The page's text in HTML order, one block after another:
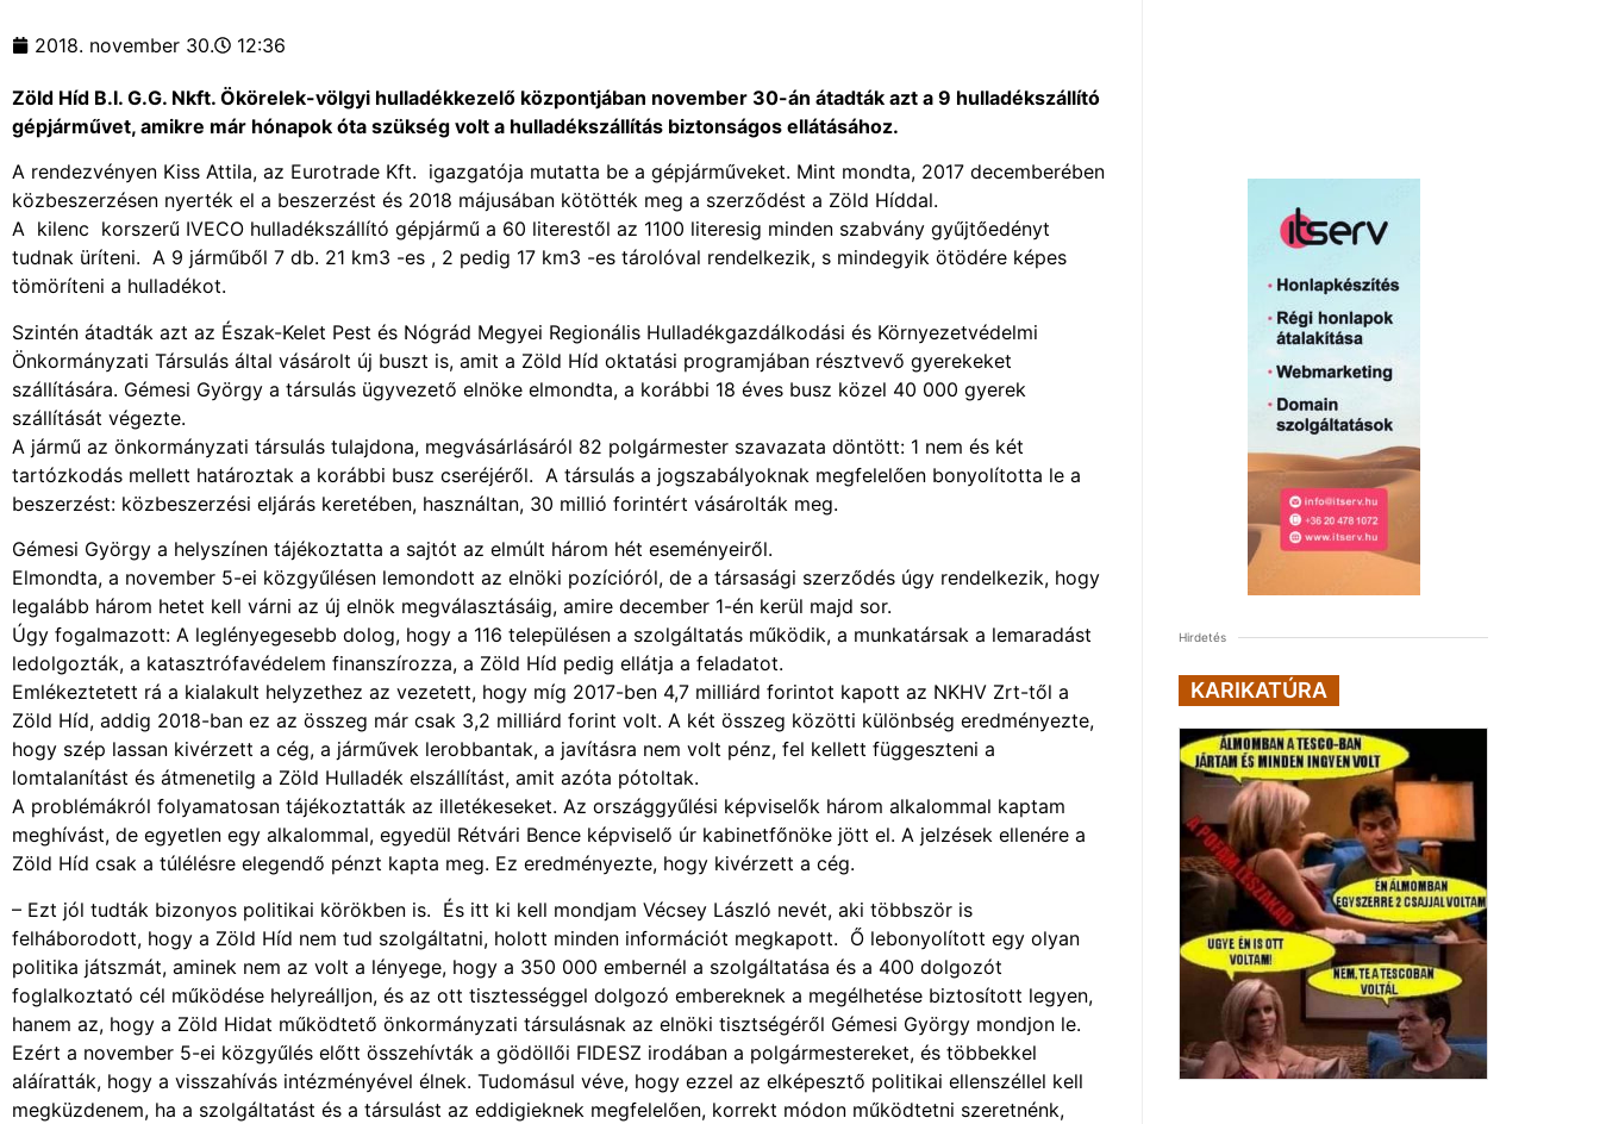
2018. november 30. 12:36
Zöld Híd B.I. G.G. Nkft. Ökörelek-völgyi hulladékkezelő központjában november 30-án átadták azt a 9 hulladékszállító
gépjárművet, amikre már hónapok óta szükség volt a hulladékszállítás biztonságos ellátásához.
A rendezvényen Kiss Attila, az Eurotrade Kft. igazgatója mutatta be a gépjárműveket. Mint mondta, 2017 decemberében
közbeszerzésen nyerték el a beszerzést és 2018 májusában kötötték meg a szerződést a Zöld Híddal.
A kilenc korszerű IVECO hulladékszállító gépjármű a 60 literestől az 1100 literesig minden szabvány gyűjtőedényt
tudnak üríteni. A 9 járműből 7 db. 21 km3 -es , 2 pedig 17 km3 -es tárolóval rendelkezik, s mindegyik ötödére képes
tömöríteni a hulladékot.
Szintén átadták azt az Észak-Kelet Pest és Nógrád Megyei Regionális Hulladékgazdálkodási és Környezetvédelmi
Önkormányzati Társulás által vásárolt új buszt is, amit a Zöld Híd oktatási programjában résztvevő gyerekeket
szállítására. Gémesi György a társulás ügyvezető elnöke elmondta, a korábbi 18 éves busz közel 40 000 gyerek
szállítását végezte.
A jármű az önkormányzati társulás tulajdona, megvásárlásáról 82 polgármester szavazata döntött: 1 nem és két
tartózkodás mellett határoztak a korábbi busz cseréjéről. A társulás a jogszabályoknak megfelelően bonyolította le a
beszerzést: közbeszerzési eljárás keretében, használtan, 30 millió forintért vásárolták meg.
Gémesi György a helyszínen tájékoztatta a sajtót az elmúlt három hét eseményeiről.
Elmondta, a november 5-ei közgyűlésen lemondott az elnöki pozícióról, de a társasági szerződés úgy rendelkezik, hogy
legalább három hetet kell várni az új elnök megválasztásáig, amire december 1-én kerül majd sor.
Úgy fogalmazott: A leglényegesebb dolog, hogy a 116 településen a szolgáltatás működik, a munkatársak a lemaradást
ledolgozták, a katasztrófavédelem finanszírozza, a Zöld Híd pedig ellátja a feladatot.
Emlékeztetett rá a kialakult helyzethez az vezetett, hogy míg 2017-ben 4,7 milliárd forintot kapott az NKHV Zrt-től a
Zöld Híd, addig 2018-ban ez az összeg már csak 3,2 milliárd forint volt. A két összeg közötti különbség eredményezte,
hogy szép lassan kivérzett a cég, a járművek lerobbantak, a javításra nem volt pénz, fel kellett függeszteni a
lomtalanítást és átmenetilg a Zöld Hulladék elszállítást, amit azóta pótoltak.
A problémákról folyamatosan tájékoztatták az illetékeseket. Az országgyűlési képviselők három alkalommal kaptam
meghívást, de egyetlen egy alkalommal, egyedül Rétvári Bence képviselő úr kabinetfőnöke jött el. A jelzések ellenére a
Zöld Híd csak a túlélésre elegendő pénzt kapta meg. Ez eredményezte, hogy kivérzett a cég.
– Ezt jól tudták bizonyos politikai körökben is. És itt ki kell mondjam Vécsey László nevét, aki többször is
felháborodott, hogy a Zöld Híd nem tud szolgáltatni, holott minden információt megkapott. Ő lebonyolított egy olyan
politika játszmát, aminek nem az volt a lényege, hogy a 350 000 embernél a szolgáltatása és a 400 dolgozót
foglalkoztató cél működése helyreálljon, és az ott tisztességgel dolgozó embereknek a megélhetése biztosított legyen,
hanem az, hogy a Zöld Hidat működtető önkormányzati társulásnak az elnöki tisztségéről Gémesi György mondjon le.
Ezért a november 5-ei közgyűlés előtt összehívták a gödöllői FIDESZ irodában a polgármestereket, és többekkel
aláíratták, hogy a visszahívás intézményével élnek. Tudomásul véve, hogy ezzel az elképesztő politikai ellenszéllel kell
megküzdenem, ha a szolgáltatást és a társulást az eddigieknek megfelelően, korrekt módon működtetni szeretnénk,
Hirdetés
KARIKATÚRA